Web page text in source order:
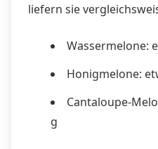
liefern sie
Wassermelone:
Honigmelone:
Cantaloupe-
g